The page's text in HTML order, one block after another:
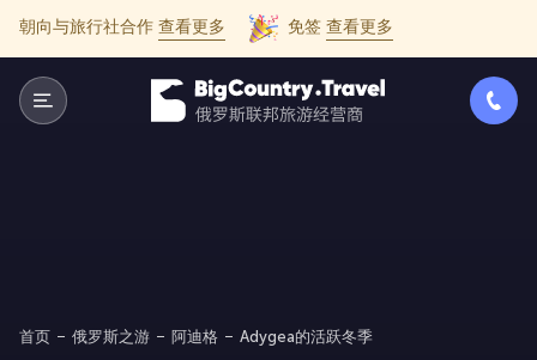
朝向与旅行社合作 查看更多 免签 查看更多
首页 俄罗斯之游 阿迪格 Adygea的活跃冬季